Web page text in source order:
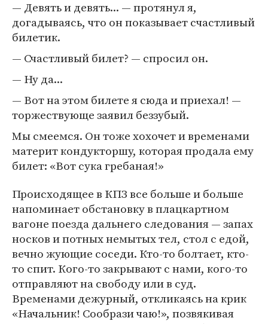
— Девять и девять... — протянул я,
догадываясь, что он показывает счастливый
билетик.
— Счастливый билет? — спросил он.
— Ну да...
— Вот на этом билете я сюда и приехал! —
торжествующе заявил беззубый.
Мы смеемся. Он тоже хохочет и временами
материт кондукторшу, которая продала ему
билет: «Вот сука гребаная!»
Происходящее в КПЗ все больше и больше
напоминает обстановку в плацкартном
вагоне поезда дальнего следования — запах
носков и потных немытых тел, стол с едой,
вечно жующие соседи. Кто-то болтает, кто-
то спит. Кого-то закрывают с нами, кого-то
отправляют на свободу или в суд.
Временами дежурный, откликаясь на крик
«Начальник! Сообрази чаю!», позвякивая